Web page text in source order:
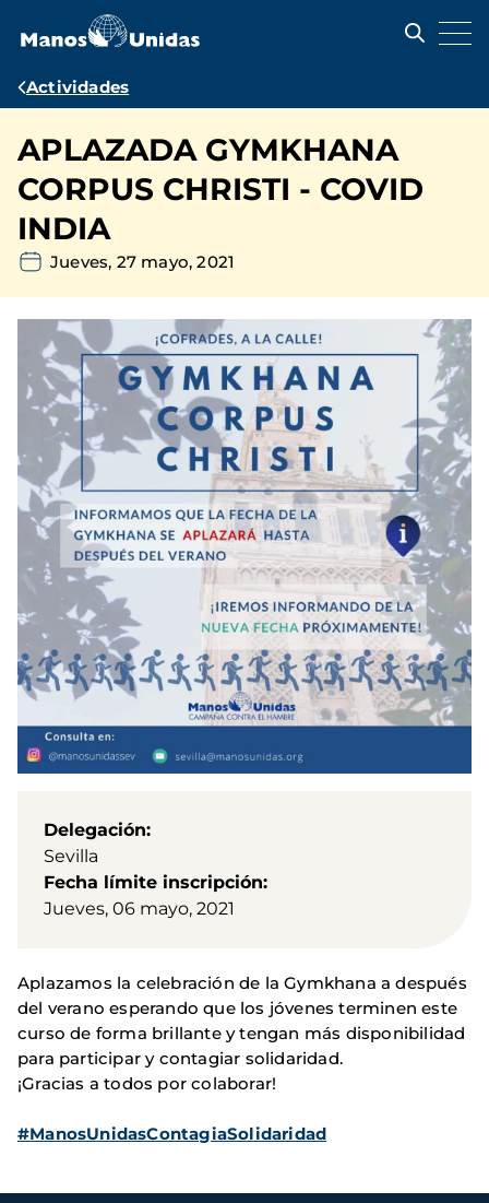
contenido
Ruta
navegación
Actividades
APLAZADA GYMKHANA
CORPUS CHRISTI - COVID
INDIA
Jueves, 27 mayo, 2021
Delegación
Sevilla
Fecha límite inscripción
Jueves, 06 mayo, 2021
Aplazamos la celebración de la Gymkhana a después
del verano esperando que los jóvenes terminen este
curso de forma brillante y tengan más disponibilidad
para participar y contagiar solidaridad.
¡Gracias a todos por colaborar!
#ManosUnidasContagiaSolidaridad